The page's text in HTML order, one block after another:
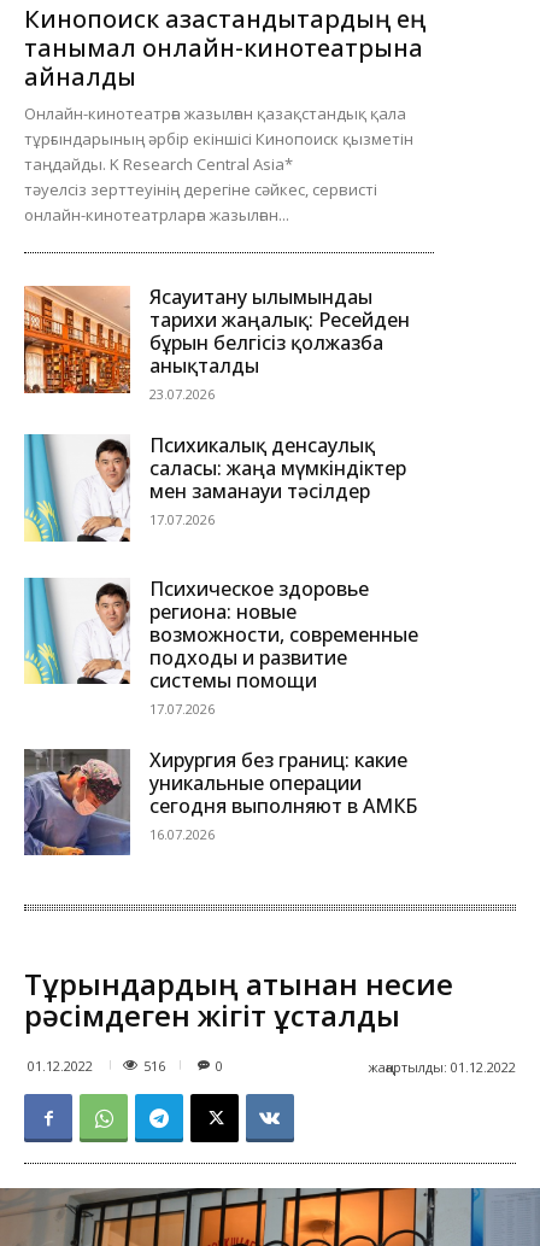
Кинопоиск қазақстандықтардың ең
танымал онлайн-кинотеатрына
айналды
Онлайн-кинотеатрға жазылған қазақстандық қала
тұрғындарының әрбір екіншісі Кинопоиск қызметін
таңдайды. K Research Central Asia*
тәуелсіз зерттеуінің дерегіне сәйкес, сервисті
онлайн-кинотеатрларға жазылған...
Ясауитану ғылымындағы
тарихи жаңалық: Ресейден
бұрын белгісіз қолжазба
анықталды
23.07.2026
Психикалық денсаулық
саласы: жаңа мүмкіндіктер
мен заманауи тәсілдер
17.07.2026
Психическое здоровье
региона: новые
возможности, современные
подходы и развитие
системы помощи
17.07.2026
Хирургия без границ: какие
уникальные операции
сегодня выполняют в АМКБ
16.07.2026